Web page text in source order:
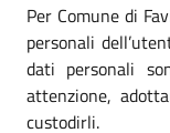
Per Comune di
personali
dati personali
attenzione,
custodirli.